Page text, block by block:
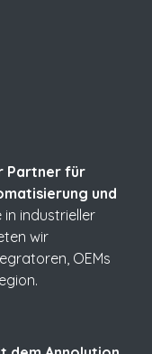
Partner für
und
industrieller
wir
OEMs